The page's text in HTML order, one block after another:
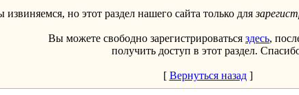
но этот раздел нашего сайта только для
Вы можете свободно зарегистрироваться здесь,
получить доступ в этот раздел.
[ Вернуться назад]